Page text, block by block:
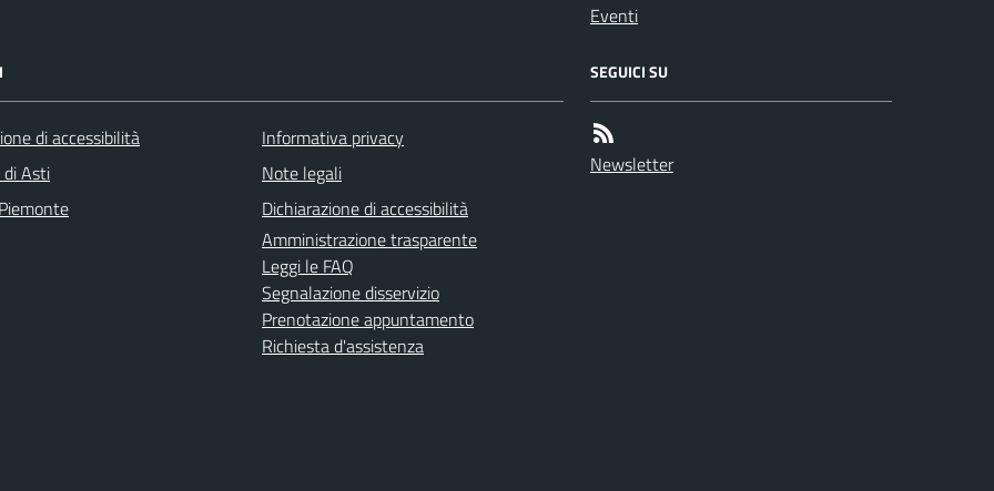
Eventi
di accessibilità
di Asti
Informativa privacy
Note legali
Dichiarazione di accessibilità
Amministrazione trasparente
Leggi le FAQ
Segnalazione disservizio
Prenotazione appuntamento
Richiesta d'assistenza
SEGUICI SU
Newsletter